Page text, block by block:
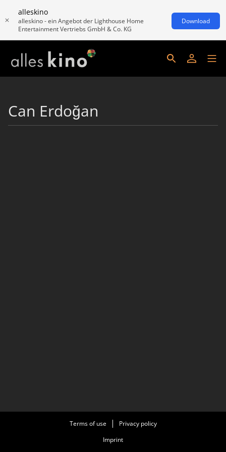
alleskino
alleskino - ein Angebot der Lighthouse Home
Entertainment Vertriebs GmbH & Co. KG
Download
Can Erdoğan
Terms of use
Privacy policy
Imprint